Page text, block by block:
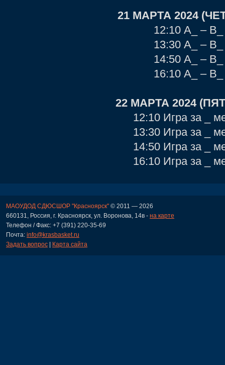
21 МАРТА 2024
12:10 А_ – В_
13:30 А_ – В_
14:50 А_ – В_
16:10 А_ – В_
22 МАРТА 2024
12:10 Игра за _
13:30 Игра за _
14:50 Игра за _
16:10 Игра за _
МАОУДОД СДЮСШОР "Красноярск" © 2011 — 2026
660131, Россия, г. Красноярск, ул. Воронова, 14в - на карте
Телефон / Факс: +7 (391) 220-35-69
Почта: info@krasbasket.ru
Задать вопрос | Карта сайта